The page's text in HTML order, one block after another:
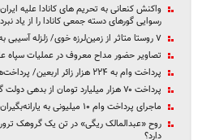
واکنش کنعانی به تحریم های کانادا علیه
رسوایی گورهای دسته‌ جمعی کانادا را از یاد
۷ روستا متاثر از زمین‌لرزه خوی/ زلزله آسیبی به راه‌ها و ابنیه وارد نکرده است
تصاویر حضور مداح معروف در عملیات سپاه
پرداخت وام به ۲۲۴ هزار زائر اربعین/ پرداخت‌ها ادامه دارد
پرداخت ۷۰ هزار میلیارد تومان از بدهی دولت گذشته
ماجرای پرداخت وام ۱۰ میلیونی به یارانه‌بگیران چیست؟
روح «عبدالمالک ریگی» در تن یک گروهک
دارد؟